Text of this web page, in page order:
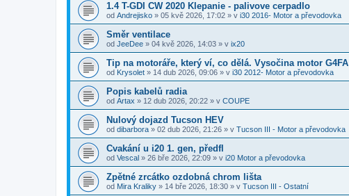
1.4 T-GDI CW 2020 Klepanie - palivove cerpadlo
od Andrejisko » 05 kvě 2026, 17:02 » v i30 2016- Motor a převodovka
Směr ventilace
od JeeDee » 04 kvě 2026, 14:03 » v ix20
Tip na motoráře, který ví, co dělá. Vysočina motor G4FA
od Krysolet » 14 dub 2026, 09:06 » v i30 2012- Motor a převodovka
Popis kabelů radia
od Artax » 12 dub 2026, 20:22 » v COUPE
Nulový dojazd Tucson HEV
od dibarbora » 02 dub 2026, 21:26 » v Tucson III - Motor a převodovka
Cvakání u i20 1. gen, předfl
od Vescal » 26 bře 2026, 22:09 » v i20 Motor a převodovka
Zpětné zrcátko ozdobná chrom lišta
od Mira Kraliky » 14 bře 2026, 18:30 » v Tucson III - Ostatní